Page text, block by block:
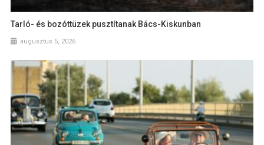
Tarló- és bozóttüzek pusztítanak Bács-Kiskunban
augusztus 5, 2026